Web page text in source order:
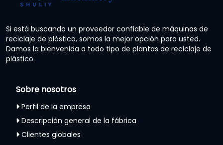
Si está buscando un proveedor confiable de máquinas de
reciclaje de plástico, somos la mejor opción para usted.
Damos la bienvenida a todo tipo de plantas de reciclaje de
plástico.
Sobre nosotros
Perfil de la empresa
Descripción general de la fábrica
Clientes globales